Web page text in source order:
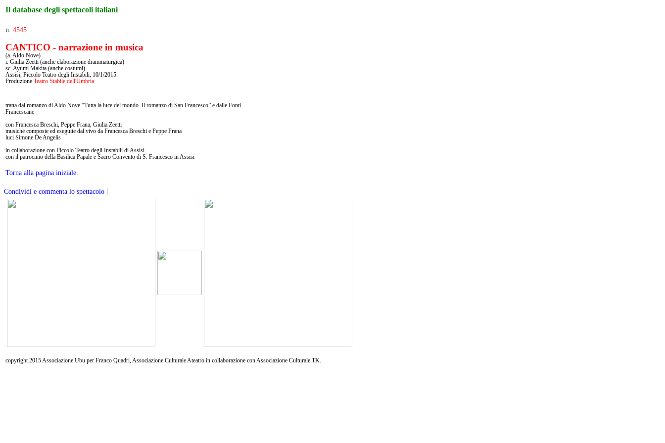
Il database degli spettacoli italiani
n. 4545
CANTICO - narrazione in musica
(a. Aldo Nove)
r. Giulia Zeetti (anche elaborazione drammaturgica)
sc. Ayumi Makita (anche costumi)
Assisi, Piccolo Teatro degli Instabili, 10/1/2015.
Produzione Teatro Stabile dell'Umbria
tratta dal romanzo di Aldo Nove “Tutta la luce del mondo. Il romanzo di San Francesco” e dalle Fonti
Francescane
con Francesca Breschi, Peppe Frana, Giulia Zeetti
musiche composte ed eseguite dal vivo da Francesca Breschi e Peppe Frana
luci Simone De Angelis
in collaborazione con Piccolo Teatro degli Instabili di Assisi
con il patrocinio della Basilica Papale e Sacro Convento di S. Francesco in Assisi
Torna alla pagina iniziale.
Condividi e commenta lo spettacolo |
copyright 2015 Associazione Ubu per Franco Quadri, Associazione Culturale Ateatro in collaborazione con Associazione Culturale TK.